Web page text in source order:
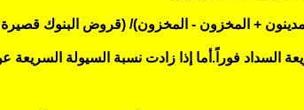
+ المخزون - المخزون)/ (قروض البنوك
السداد فوراً.أما إذا زادت نسبة السيولة